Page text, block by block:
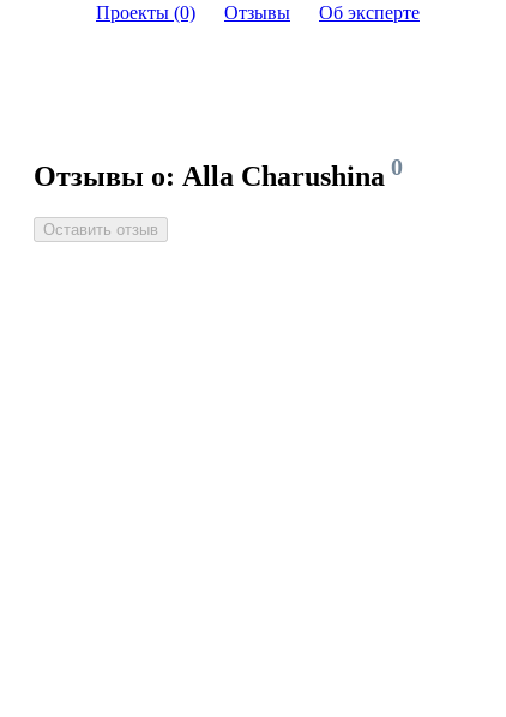
Проекты (0) Отзывы Об эксперте
Отзывы о: Alla Charushina 0
Оставить отзыв